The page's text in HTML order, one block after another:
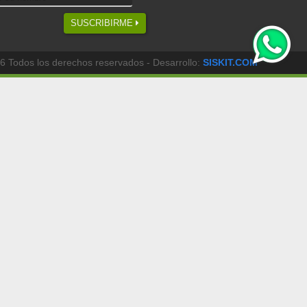
SUSCRIBIRME
Todos los derechos reservados - Desarrollo: SISKIT.COM